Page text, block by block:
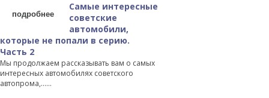
подробнее
Самые интересные
советские
автомобили,
которые не попали в серию.
Часть 2
Мы продолжаем рассказывать вам о самых
интересных автомобилях советского
автопрома,…...